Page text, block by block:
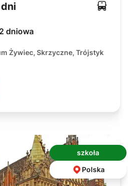
dniowa
Żywiec, Skrzyczne, Trójstyk
szkoła
Polska